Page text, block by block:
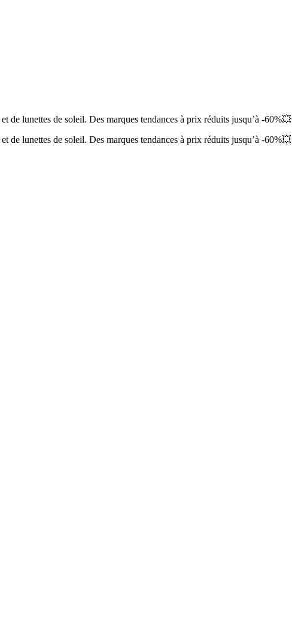
de lunettes de soleil. Des marques tendances à prix réduits jusqu’à -60%💥
de lunettes de soleil. Des marques tendances à prix réduits jusqu’à -60%💥